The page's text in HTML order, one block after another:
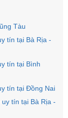
Tàu
tín tại Bà Rịa -
tín tại Bình
tín tại Đồng Nai
tín tại Bà Rịa -